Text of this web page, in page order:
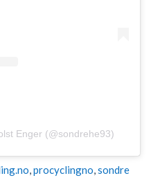
Enger (@sondrehe93)
,procyclingno,sondre